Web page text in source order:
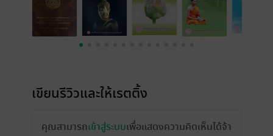
เขียนรีวิวและให้เรตติ้ง
คุณสามารถเข้าสู่ระบบเพื่อแสดงความคิดเห็นได้จ้า